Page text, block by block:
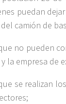
puedan
camión de
no pueden
la empresa de
se realizan